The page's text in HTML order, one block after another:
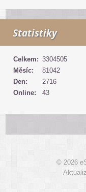
Statistiky
Online: 43
Celkem: 3304505
Měsíc:
81042
Den:
2716
© 2026